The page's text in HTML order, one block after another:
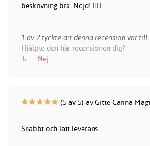
beskrivning bra. Nöjd! 👍🏻
1 av 2 tyckte att denna recension var till
Hjälpte den här recensionen dig?
Ja
Nej
(5 av 5) av Gitte Carina
Snabbt och lätt leverans